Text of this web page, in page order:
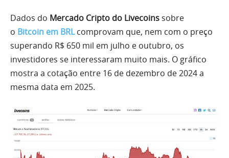
Dados do Mercado Cripto do Livecoins sobre
o Bitcoin em BRLcomprovam que, nem com o preço
superando R$ 650 mil em julho e outubro, os
investidores se interessaram muito mais. O gráfico
mostra a cotação entre 16 de dezembro de 2024 a
mesma data em 2025.